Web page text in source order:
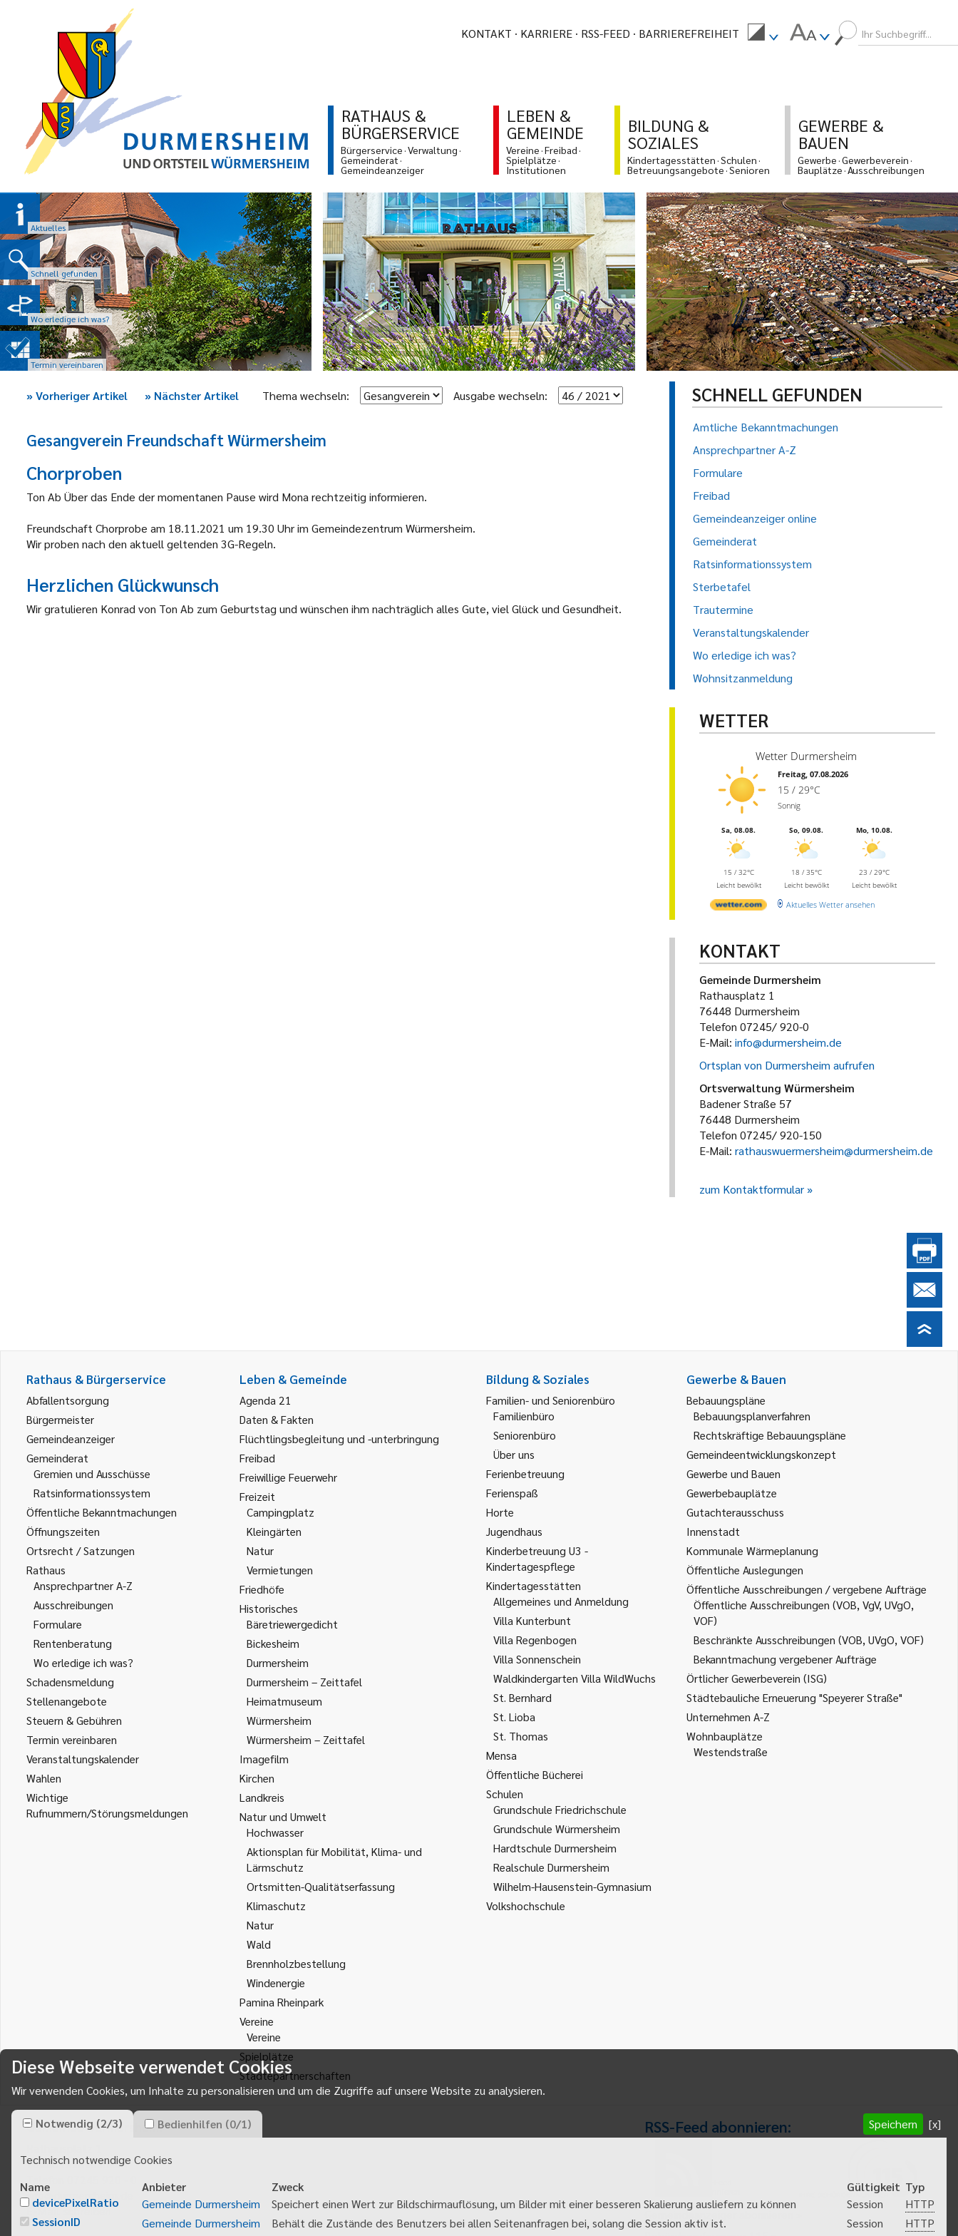
KONTAKT KARRIERE RSS-FEED BARRIEREFREIHEIT
RATHAUS &
BÜRGERSERVICE
Bürgerservice Verwaltung
Gemeinderat
Gemeindeanzeiger
LEBEN &
GEMEINDE
Vereine Freibad
Spielplätze
Institutionen
BILDUNG &
SOZIALES
Kindertagesstätten Schulen
Betreuungsangebote Senioren
GEWERBE &
BAUEN
Gewerbe Gewerbeverein
Bauplätze Ausschreibungen
Aktuelles
Schnell gefunden
Wo erledige ich was?
Termin vereinbaren
»Vorheriger Artikel » Nächster Artikel Thema wechseln: Ausgabe wechseln:
Gesangverein Freundschaft Würmersheim
Chorproben
Ton Ab Über das Ende der momentanen Pause wird Mona rechtzeitig informieren.
Freundschaft Chorprobe am 18.11.2021 um 19.30 Uhr im Gemeindezentrum Würmersheim.
Wir proben nach den aktuell geltenden 3G-Regeln.
Herzlichen Glückwunsch
Wir gratulieren Konrad von Ton Ab zum Geburtstag und wünschen ihm nachträglich alles Gute, viel Glück und Gesundheit.
SCHNELL GEFUNDEN
Amtliche Bekanntmachungen
Ansprechpartner A-Z
Formulare
Freibad
Gemeindeanzeiger online
Gemeinderat
Ratsinformationssystem
Sterbetafel
Trautermine
Veranstaltungskalender
Wo erledige ich was?
Wohnsitzanmeldung
WETTER
Wetter Durmersheim
Freitag, 07.08.2026
15 / 29°C
Sonnig
Sa, 08.08.
15 / 32°C
Leicht bewölkt
So, 09.08.
18 / 35°C
Leicht bewölkt
Mo, 10.08.
23 / 29°C
Leicht bewölkt
Aktuelles Wetter ansehen
KONTAKT
Gemeinde Durmersheim
Rathausplatz 1
76448 Durmersheim
Telefon 07245/ 920-0
E-Mail: info@durmersheim.de
Ortsplan von Durmersheim aufrufen
Ortsverwaltung Würmersheim
Badener Straße 57
76448 Durmersheim
Telefon 07245/ 920-150
E-Mail: rathauswuermersheim@durmersheim.de
zum Kontaktformular
Rathaus & Bürgerservice
Abfallentsorgung
Bürgermeister
Gemeindeanzeiger
Gemeinderat
Gremien und Ausschüsse
Ratsinformationssystem
Öffentliche Bekanntmachungen
Öffnungszeiten
Ortsrecht / Satzungen
Rathaus
Ansprechpartner A-Z
Ausschreibungen
Formulare
Rentenberatung
Wo erledige ich was?
Schadensmeldung
Stellenangebote
Steuern & Gebühren
Termin vereinbaren
Veranstaltungskalender
Wahlen
Wichtige
Rufnummern/Störungsmeldungen
Leben & Gemeinde
Agenda 21
Daten & Fakten
Flüchtlingsbegleitung und -unterbringung
Freibad
Freiwillige Feuerwehr
Freizeit
Campingplatz
Kleingärten
Natur
Vermietungen
Friedhöfe
Historisches
Bäretriewergedicht
Bickesheim
Durmersheim
Durmersheim – Zeittafel
Heimatmuseum
Würmersheim
Würmersheim – Zeittafel
Imagefilm
Kirchen
Landkreis
Natur und Umwelt
Hochwasser
Aktionsplan für Mobilität, Klima- und
Lärmschutz
Ortsmitten-Qualitätserfassung
Klimaschutz
Natur
Wald
Brennholzbestellung
Windenergie
Pamina Rheinpark
Vereine
Vereine
Spielplätze
Städtepartnerschaften
Bildung & Soziales
Familien- und Seniorenbüro
Familienbüro
Seniorenbüro
Über uns
Ferienbetreuung
Ferienspaß
Horte
Jugendhaus
Kinderbetreuung U3 -
Kindertagespflege
Kindertagesstätten
Allgemeines und Anmeldung
Villa Kunterbunt
Villa Regenbogen
Villa Sonnenschein
Waldkindergarten Villa WildWuchs
St. Bernhard
St. Lioba
St. Thomas
Mensa
Öffentliche Bücherei
Schulen
Grundschule Friedrichschule
Grundschule Würmersheim
Hardtschule Durmersheim
Realschule Durmersheim
Wilhelm-Hausenstein-Gymnasium
Volkshochschule
Gewerbe & Bauen
Bebauungspläne
Bebauungsplanverfahren
Rechtskräftige Bebauungspläne
Gemeindeentwicklungskonzept
Gewerbe und Bauen
Gewerbebauplätze
Gutachterausschuss
Innenstadt
Kommunale Wärmeplanung
Öffentliche Auslegungen
Öffentliche Ausschreibungen / vergebene Aufträge
Öffentliche Ausschreibungen (VOB, VgV, UVgO,
VOF)
Beschränkte Ausschreibungen (VOB, UVgO, VOF)
Bekanntmachung vergebener Aufträge
Örtlicher Gewerbeverein (ISG)
Städtebauliche Erneuerung "Speyerer Straße"
Unternehmen A-Z
Wohnbauplätze
Westendstraße
Gemeinde Durmersheim
76448Durmersheim
info@durmersheim.de
E-Mail schreiben
RSS-Feed abonnieren:
Gemeindeanzeiger abonnieren
Diese Webseite verwendet Cookies
Wir verwenden Cookies, um Inhalte zu personalisieren und um die Zugriffe auf unsere Website zu analysieren.
Notwendig (2/3) Bedienhilfen (0/1) Speichern [x]
Technisch notwendige Cookies
Name
Anbieter Zweck Gültigkeit Typ
devicePixelRatio
Gemeinde Durmersheim Speichert einen Wert zur Bildschirmauflösung, um Bilder mit einer besseren Skalierung ausliefern zu können Session
HTTP
SessionID
Gemeinde Durmersheim Behält die Zustände des Benutzers bei allen Seitenanfragen bei, solang die Session aktiv ist. Session
HTTP